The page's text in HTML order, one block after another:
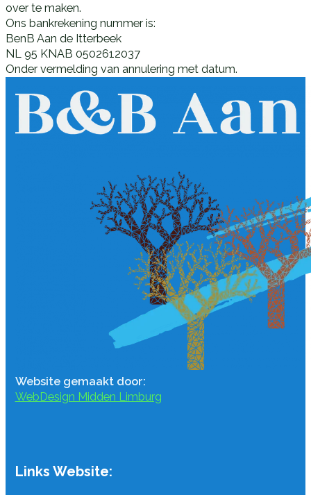
over te maken.
Ons bankrekening nummer is:
BenB Aan de Itterbeek
NL 95 KNAB 0502612037
Onder vermelding van annulering met datum.
Website gemaakt door:
WebDesign Midden Limburg
Links Website: